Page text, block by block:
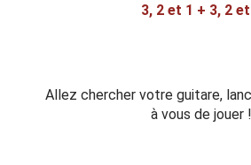
3, 2 et 1 + 3, 2 et
Allez chercher votre guitare,
à vous de jouer !